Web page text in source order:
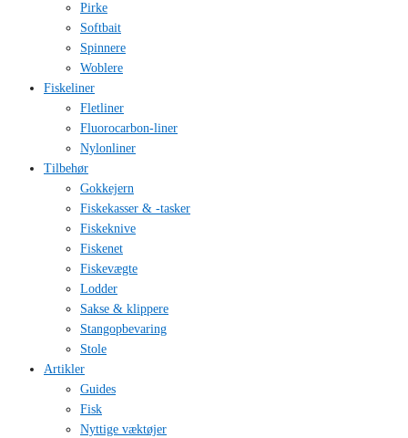
Pirke
Softbait
Spinnere
Woblere
Fiskeliner
Fletliner
Fluorocarbon-liner
Nylonliner
Tilbehør
Gokkejern
Fiskekasser & -tasker
Fiskeknive
Fiskenet
Fiskevægte
Lodder
Sakse & klippere
Stangopbevaring
Stole
Artikler
Guides
Fisk
Nyttige væktøjer